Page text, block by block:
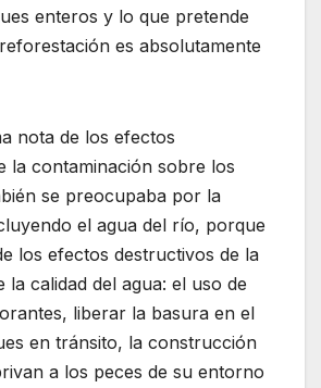
enteros y lo que pretende
es absolutamente
nota de los efectos
la contaminación sobre los
se preocupaba por la
el agua del río, porque
los efectos destructivos de la
la calidad del agua: el uso de
liberar la basura en el
en tránsito, la construcción
a los peces de su entorno